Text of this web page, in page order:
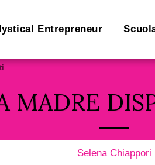
Entrepreneur
MADRE
Selena Chiappori